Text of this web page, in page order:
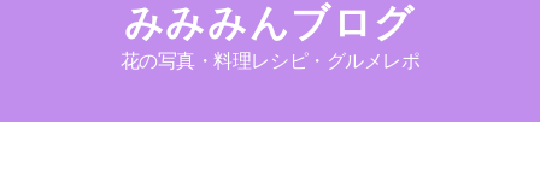
みみみんブログ
花の写真・料理レシピ・グルメレポ